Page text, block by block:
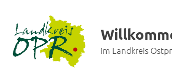
im Landkreis